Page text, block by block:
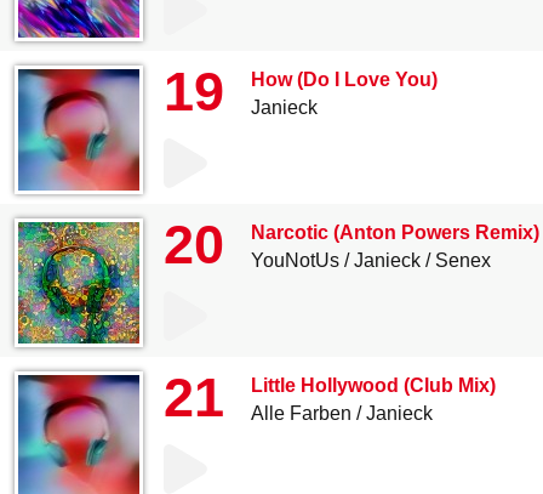
19
How (Do I Love You)
Janieck
20
Narcotic (Anton Powers Remix)
YouNotUs
Janieck Senex
21
Little Hollywood (Club Mix)
Alle Farben
Janieck